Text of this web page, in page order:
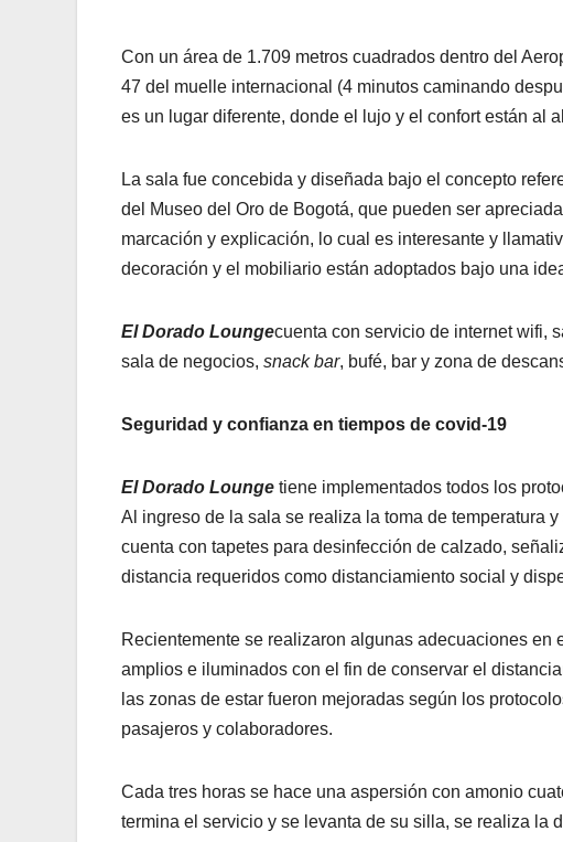
Con un área de 1.709 metros cuadrados dentro del
47 del muelle internacional (4 minutos caminando
es un lugar diferente, donde el lujo y el confort están al
La sala fue concebida y diseñada bajo el concepto
del Museo del Oro de Bogotá, que pueden ser
marcación y explicación, lo cual es interesante y
decoración y el mobiliario están adoptados bajo una
El Dorado Loungecuenta con servicio de internet wifi,
sala de negocios, snack bar, bufé, bar y zona de
Seguridad y confianza en tiempos de covid-19
El Dorado Lounge tiene implementados todos los
Al ingreso de la sala se realiza la toma de temperatura
cuenta con tapetes para desinfección de calzado,
distancia requeridos como distanciamiento social y
Recientemente se realizaron algunas adecuaciones
amplios e iluminados con el fin de conservar el
las zonas de estar fueron mejoradas según los
pasajeros y colaboradores.
Cada tres horas se hace una aspersión con amonio
termina el servicio y se levanta de su silla, se realiza la